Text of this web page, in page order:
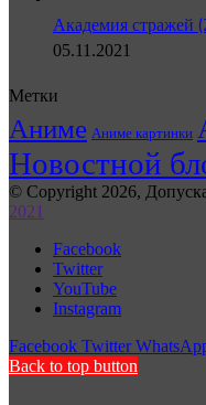
Академия стражей
05.11.2021
Метки
Аниме Аниме картинки
Новостной
© Copyright 2026,
2021
Facebook
Twitter
YouTube
Instagram
Facebook Twitter
Back to top button